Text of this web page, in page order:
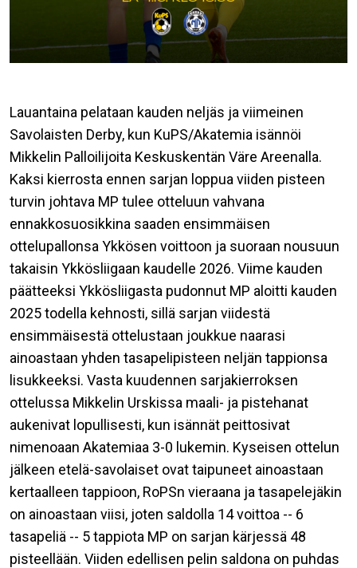
Lauantaina pelataan kauden neljäs ja viimeinen
Savolaisten Derby, kun KuPS/Akatemia isännöi
Mikkelin Palloilijoita Keskuskentän Väre Areenalla.
Kaksi kierrosta ennen sarjan loppua viiden pisteen
turvin johtava MP tulee otteluun vahvana
ennakkosuosikkina saaden ensimmäisen
ottelupallonsa Ykkösen voittoon ja suoraan nousuun
takaisin Ykkösliigaan kaudelle 2026. Viime kauden
päätteeksi Ykkösliigasta pudonnut MP aloitti kauden
2025 todella kehnosti, sillä sarjan viidestä
ensimmäisestä ottelustaan joukkue naarasi
ainoastaan yhden tasapelipisteen neljän tappionsa
lisukkeeksi. Vasta kuudennen sarjakierroksen
ottelussa Mikkelin Urskissa maali- ja pistehanat
aukenivat lopullisesti, kun isännät peittosivat
nimenoaan Akatemiaa 3-0 lukemin. Kyseisen ottelun
jälkeen etelä-savolaiset ovat taipuneet ainoastaan
kertaalleen tappioon, RoPSn vieraana ja tasapelejäkin
on ainoastaan viisi, joten saldolla 14 voittoa -- 6
tasapeliä -- 5 tappiota MP on sarjan kärjessä 48
pisteellään. Viiden edellisen pelin saldona on puhdas